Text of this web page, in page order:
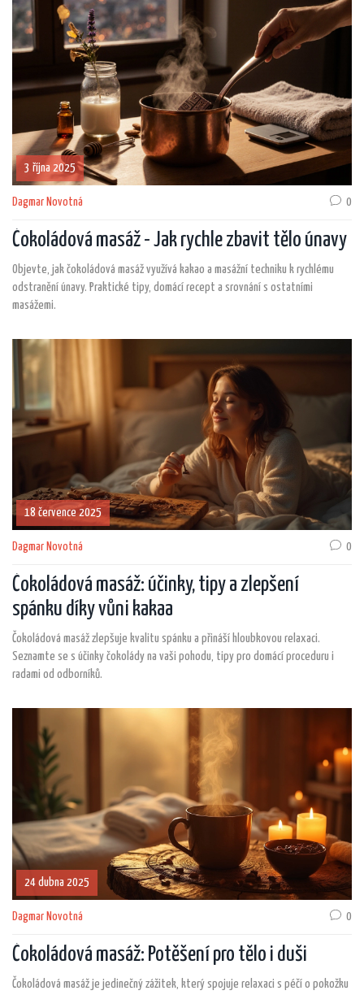
3 října 2025
Dagmar Novotná 0
Čokoládová masáž - Jak rychle zbavit tělo únavy
Objevte, jak čokoládová masáž využívá kakao a masážní techniku k rychlému
odstranění únavy. Praktické tipy, domácí recept a srovnání s ostatními
masážemi.
18 července 2025
Dagmar Novotná 0
Čokoládová masáž: účinky, tipy a zlepšení
spánku díky vůni kakaa
Čokoládová masáž zlepšuje kvalitu spánku a přináší hloubkovou relaxaci.
Seznamte se s účinky čokolády na vaši pohodu, tipy pro domácí proceduru i
radami od odborníků.
24 dubna 2025
Dagmar Novotná 0
Čokoládová masáž: Potěšení pro tělo i duši
Čokoládová masáž je jedinečný zážitek, který spojuje relaxaci s péčí o pokožku